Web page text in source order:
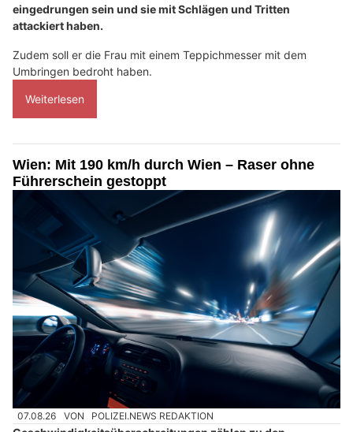
eingedrungen sein und sie mit Schlägen und Tritten
attackiert haben.
Zudem soll er die Frau mit einem Teppichmesser mit dem
Umbringen bedroht haben.
Weiterlesen
Wien: Mit 190 km/h durch Wien – Raser ohne
Führerschein gestoppt
07.08.26 VON POLIZEI.NEWS REDAKTION